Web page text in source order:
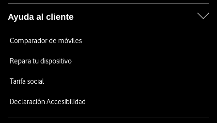
Ayuda al cliente
Comparador de móviles
Repara tu dispositivo
Tarifa social
Declaración Accesibilidad